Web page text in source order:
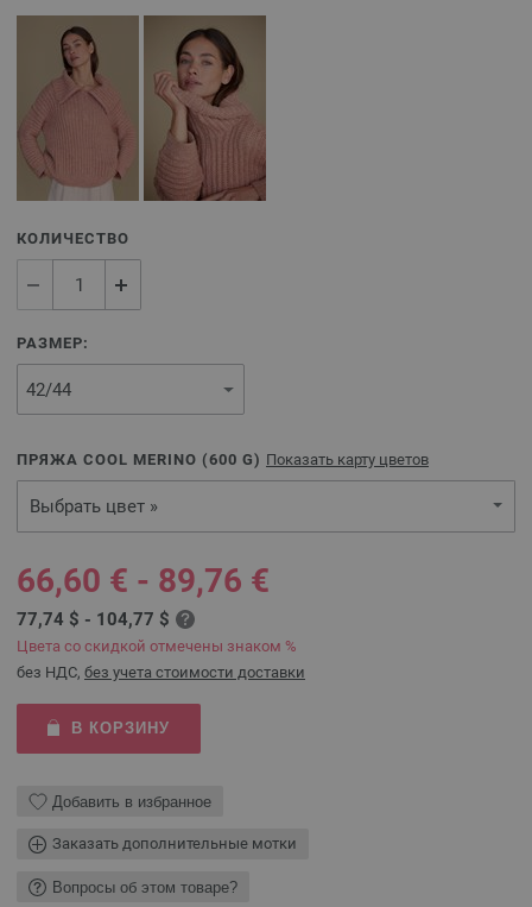
КОЛИЧЕСТВО
РАЗМЕР:
ПРЯЖА COOL MERINO (600 G) Показать карту цветов
Выбрать цвет »
66,60 € - 89,76 €
77,74 $ - 104,77 $
Цвета со скидкой отмечены знаком %
без НДС, без учета стоимости доставки
В КОРЗИНУ
Добавить в избранное
Заказать дополнительные мотки
Вопросы об этом товаре?